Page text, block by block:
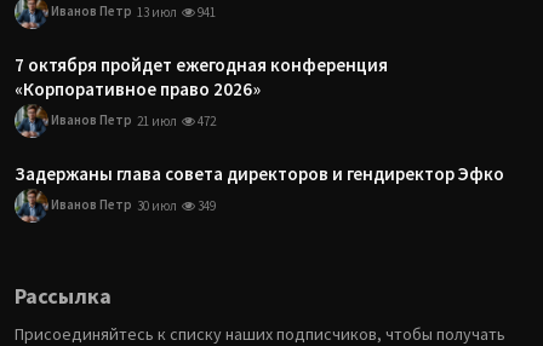
Иванов Петр 13 июл 941
7 октября пройдет ежегодная конференция
«Корпоративное право 2026»
Иванов Петр 21 июл 472
Задержаны глава совета директоров и гендиректор Эфко
Иванов Петр 30 июл 349
Рассылка
Присоединяйтесь к списку наших подписчиков, чтобы получать